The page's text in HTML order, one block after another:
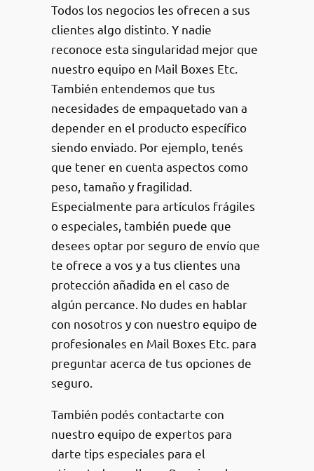
Todos los negocios les ofrecen a sus
clientes algo distinto. Y nadie
reconoce esta singularidad mejor que
nuestro equipo en Mail Boxes Etc.
También entendemos que tus
necesidades de empaquetado van a
depender en el producto específico
siendo enviado. Por ejemplo, tenés
que tener en cuenta aspectos como
peso, tamaño y fragilidad.
Especialmente para artículos frágiles
o especiales, también puede que
desees optar por seguro de envío que
te ofrece a vos y a tus clientes una
protección añadida en el caso de
algún percance. No dudes en hablar
con nosotros y con nuestro equipo de
profesionales en Mail Boxes Etc. para
preguntar acerca de tus opciones de
seguro.
También podés contactarte con
nuestro equipo de expertos para
darte tips especiales para el